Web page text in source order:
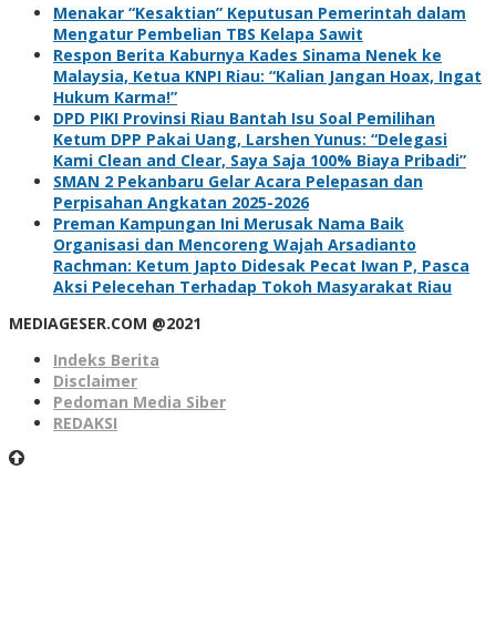
Menakar “Kesaktian” Keputusan Pemerintah dalam
Mengatur Pembelian TBS Kelapa Sawit
Respon Berita Kaburnya Kades Sinama Nenek ke
Malaysia, Ketua KNPI Riau: “Kalian Jangan Hoax, Ingat
Hukum Karma!”
DPD PIKI Provinsi Riau Bantah Isu Soal Pemilihan
Ketum DPP Pakai Uang, Larshen Yunus: “Delegasi
Kami Clean and Clear, Saya Saja 100% Biaya Pribadi”
SMAN 2 Pekanbaru Gelar Acara Pelepasan dan
Perpisahan Angkatan 2025-2026
Preman Kampungan Ini Merusak Nama Baik
Organisasi dan Mencoreng Wajah Arsadianto
Rachman: Ketum Japto Didesak Pecat Iwan P, Pasca
Aksi Pelecehan Terhadap Tokoh Masyarakat Riau
MEDIAGESER.COM @2021
Indeks Berita
Disclaimer
Pedoman Media Siber
REDAKSI